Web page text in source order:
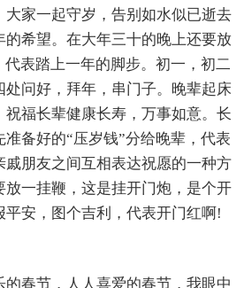
家一起守岁，告别如水似已逝去
的希望。在大年三十的晚上还要放
代表踏上一年的脚步。初一，初二
问好，拜年，串门子。晚辈起床
祝福长辈健康长寿，万事如意。长
备好的“压岁钱”分给晚辈，代表
朋友之间互相表达祝愿的一种方
一挂鞭，这是挂开门炮，是个开
平安，图个吉利，代表开门红啊!
春节，人人喜爱的春节，我眼中